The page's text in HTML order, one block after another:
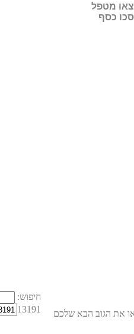
מטפל
כסף
את הגוב הבא שלכם
חיפוש:
13191